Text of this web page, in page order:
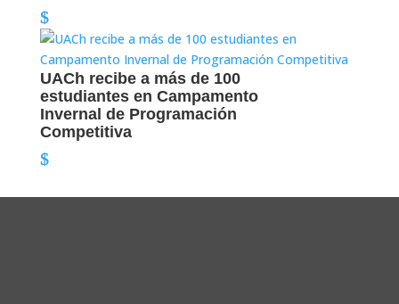
UACh recibe a más de 100
estudiantes en Campamento
Invernal de Programación
Competitiva